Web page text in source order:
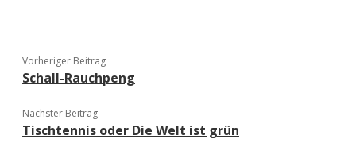
Vorheriger Beitrag
Schall-Rauchpeng
Nächster Beitrag
Tischtennis oder Die Welt ist grün